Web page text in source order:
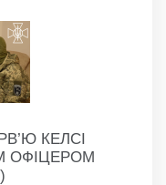
КЕЛСІ
ОФІЦЕРОМ